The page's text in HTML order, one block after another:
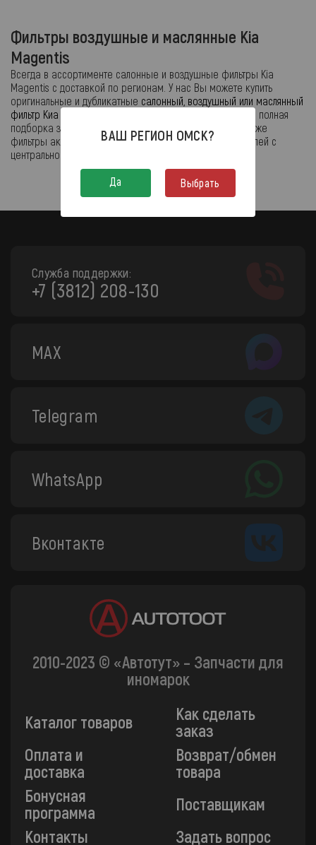
Фильтры воздушные и маслянные Kia
Magentis
Всегда в ассортименте салонные и воздушные фильтры Kia
Magentis с доставкой по регионам. У нас Вы можете купить
оригинальные и дубликатные салонный, воздушный или маслянный
фильтр Киа с доставкой по городу (см.
в нем полная
подборка запчастей для обслуживания). Всегда в продаже
фильтры акпп для иномарок и отечественных автомобилей с
центрального склада или из терминалов выдачи.
Служба поддержки:
+7 (3812) 208-130
MAX
Telegram
WhatsApp
Вконтакте
2010-2023 © «Автотут» – Запчасти для
иномарок
Каталог товаров
Как сделать
заказ
Оплата и
доставка
Возврат/обмен
товара
Бонусная
программа
Поставщикам
Контакты
Задать вопрос
ВАШ РЕГИОН ОМСК?
Да Выбрать